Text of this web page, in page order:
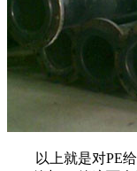
以上就是对PE